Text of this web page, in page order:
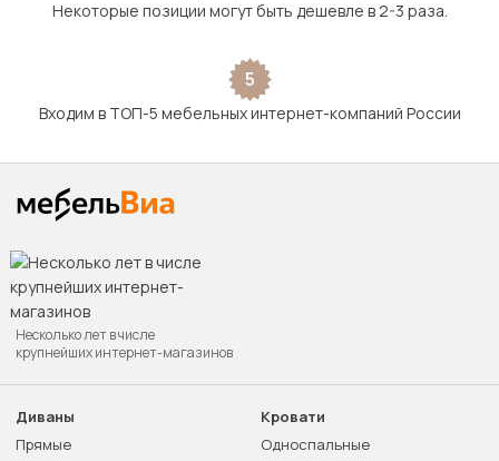
Некоторые позиции могут быть дешевле в 2-3 раза.
5
Входим в ТОП-5 мебельных интернет-компаний России
Несколько лет в числе
крупнейших интернет-магазинов
Диваны
Прямые
Кровати
Односпальные